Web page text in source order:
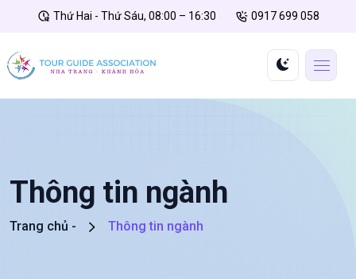
Thứ Hai - Thứ Sáu, 08:00 – 16:30 0917 699 058
Thông tin ngành
Trang chủ - Thông tin ngành